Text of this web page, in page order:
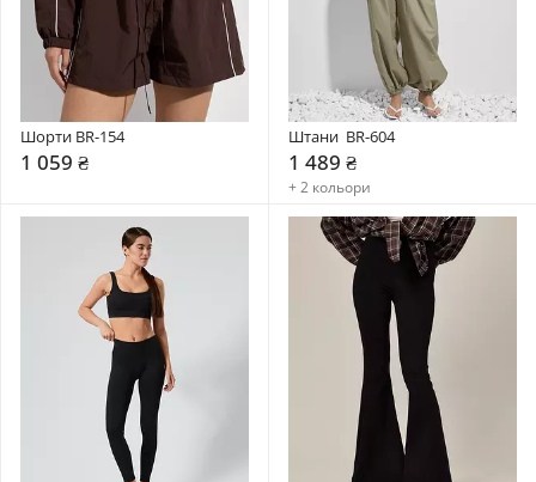
Шорти BR-154
1 059 ₴
Штани  BR-604
1 489 ₴
+ 2 кольори